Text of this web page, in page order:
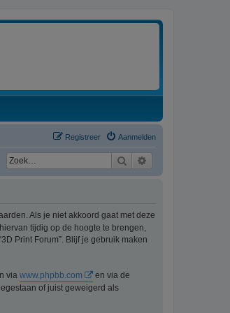
Aanmelden
Registreer
Zoek
Als je niet akkoord gaat met deze
tijdig op de hoogte te brengen,
Print Forum”. Blijf je gebruik maken
via www.phpbb.com
en via de
of juist geweigerd als